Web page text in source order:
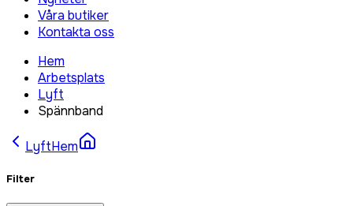
Våra butiker
Kontakta oss
Hem
Arbetsplats
Lyft
Spännband
LyftHem
Filter